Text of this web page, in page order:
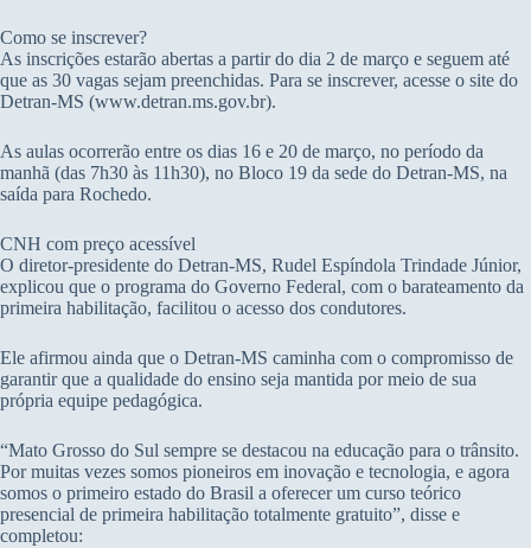
Como se inscrever?
As inscrições estarão abertas a partir do dia 2 de março e seguem até
que as 30 vagas sejam preenchidas. Para se inscrever, acesse o site do
Detran-MS (www.detran.ms.gov.br).
As aulas ocorrerão entre os dias 16 e 20 de março, no período da
manhã (das 7h30 às 11h30), no Bloco 19 da sede do Detran-MS, na
saída para Rochedo.
CNH com preço acessível
O diretor-presidente do Detran-MS, Rudel Espíndola Trindade Júnior,
explicou que o programa do Governo Federal, com o barateamento da
primeira habilitação, facilitou o acesso dos condutores.
Ele afirmou ainda que o Detran-MS caminha com o compromisso de
garantir que a qualidade do ensino seja mantida por meio de sua
própria equipe pedagógica.
“Mato Grosso do Sul sempre se destacou na educação para o trânsito.
Por muitas vezes somos pioneiros em inovação e tecnologia, e agora
somos o primeiro estado do Brasil a oferecer um curso teórico
presencial de primeira habilitação totalmente gratuito”, disse e
completou: